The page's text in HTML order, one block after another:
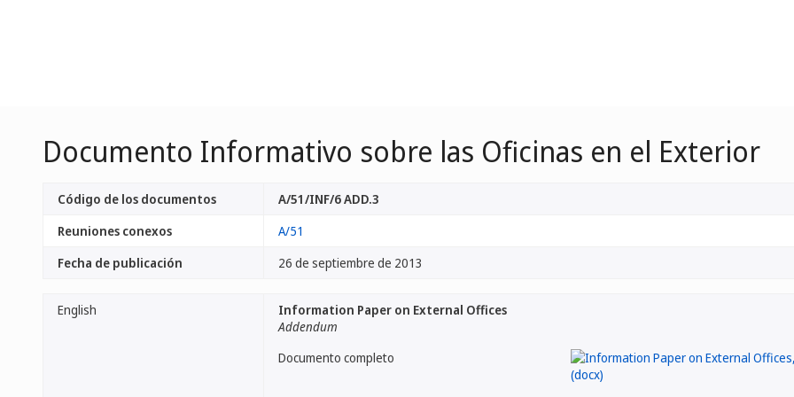
Documento Informativo sobre las Oficinas en el Exterior
Código de los documentos
A/51/INF/6 ADD.3
Reuniones conexos
A/51
Fecha de publicación
26 de septiembre de 2013
English
Information Paper on External Offices
Addendum
Documento completo